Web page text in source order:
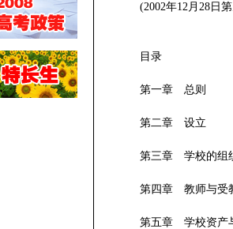
(2002年12月28日第
目录
第一章 总则
第二章 设立
第三章 学校的组
第四章 教师与受
第五章 学校资产